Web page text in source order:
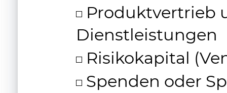
Produktvertrieb
Dienstleistungen
Risikokapital
Spenden oder